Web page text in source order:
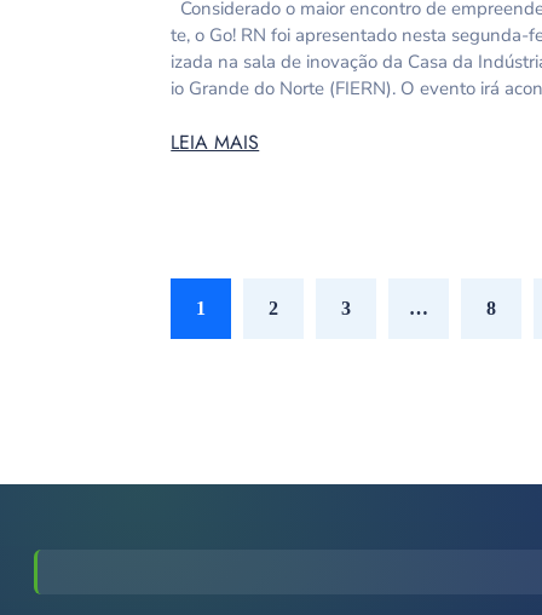
Considerado o maior encontro de
te, o Go! RN foi apresentado nesta segunda-
izada na sala de inovação da Casa da
io Grande do Norte (FIERN). O evento irá
LEIA MAIS
1 2 3 … 8